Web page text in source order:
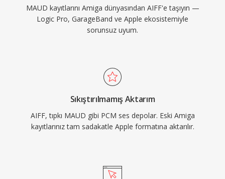
AIFF, kayıt endüstrisi genelinde güvenilir bir
seçenek olmaya devam etmektedir.
MAUD kayıtlarını Amiga dünyasından AIFF'e taşıyın —
Logic Pro, GarageBand ve Apple ekosistemiyle
sorunsuz uyum.
Sıkıştırılmamış Aktarım
AIFF, tıpkı MAUD gibi PCM ses depolar. Eski Amiga
kayıtlarınız tam sadakatle Apple formatına aktarılır.